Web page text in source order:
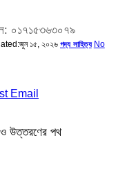
০১৭১৫৩৬৩০৭৯
জুন ১৫, ২০২৬ গদ্য সাহিত্য No
Email
ও উত্তরণের পথ